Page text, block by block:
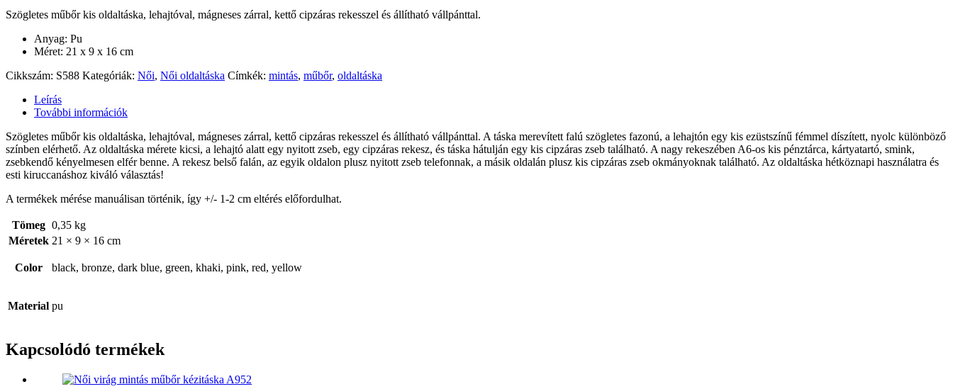
Szögletes műbőr kis oldaltáska, lehajtóval, mágneses zárral, kettő cipzáras rekesszel és állítható vállpánttal.
Anyag: Pu
Méret: 21 x 9 x 16 cm
Cikkszám: S588 Kategóriák: Női, Női oldaltáska Címkék: mintás, műbőr, oldaltáska
Leírás
További információk
Szögletes műbőr kis oldaltáska, lehajtóval, mágneses zárral, kettő cipzáras rekesszel és állítható vállpánttal. A táska merevített falú szögletes fazonú, a lehajtón egy kis ezüstszínű fémmel díszített, nyolc különböző
színben elérhető. Az oldaltáska mérete kicsi, a lehajtó alatt egy nyitott zseb, egy cipzáras rekesz, és táska hátulján egy kis cipzáras zseb található. A nagy rekeszében A6-os kis pénztárca, kártyatartó, smink,
zsebkendő kényelmesen elfér benne. A rekesz belső falán, az egyik oldalon plusz nyitott zseb telefonnak, a másik oldalán plusz kis cipzáras zseb okmányoknak található. Az oldaltáska hétköznapi használatra és
esti kiruccanáshoz kiváló választás!
A termékek mérése manuálisan történik, így +/- 1-2 cm eltérés előfordulhat.
Tömeg 0,35 kg
Méretek 21 × 9 × 16 cm
Color black, bronze, dark blue, green, khaki, pink, red, yellow
Material pu
Kapcsolódó termékek